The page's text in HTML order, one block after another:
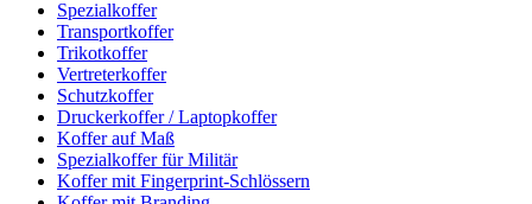
Spezialkoffer
Transportkoffer
Trikotkoffer
Vertreterkoffer
Schutzkoffer
Druckerkoffer / Laptopkoffer
Koffer auf Maß
Spezialkoffer für Militär
Koffer mit Fingerprint-Schlössern